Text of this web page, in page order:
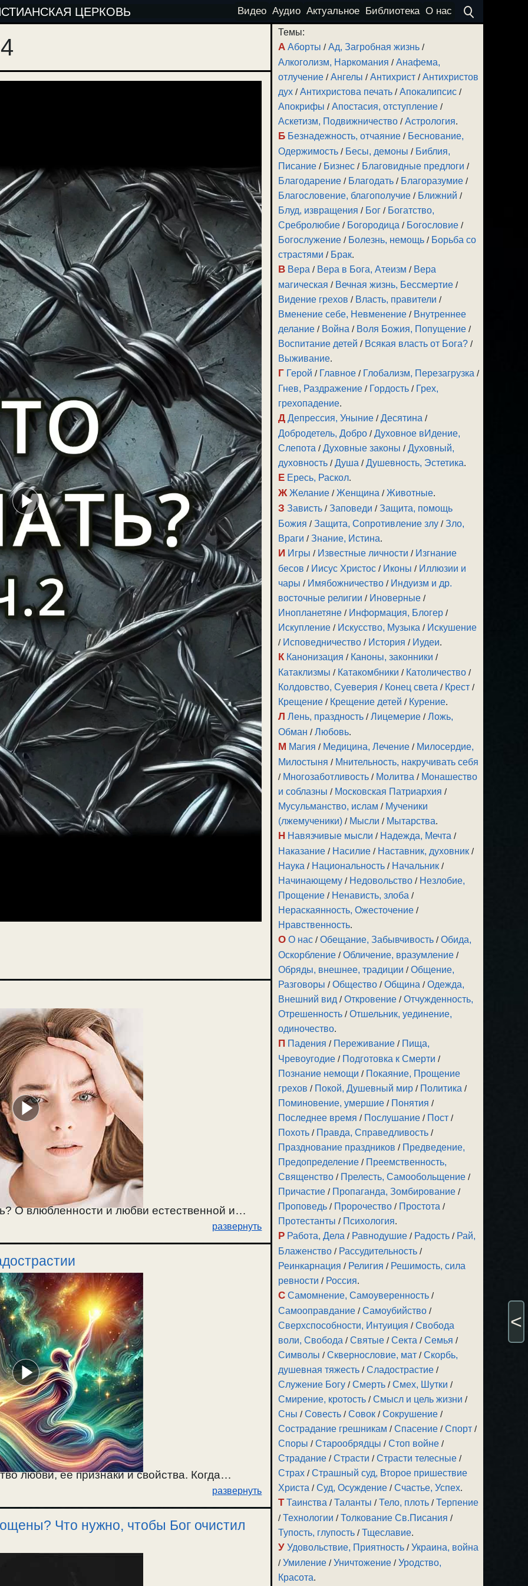
ЦЕРКОВЬ Видео Аудио Актуальное Библиотека О нас
О влюбленности и любви естественной и
развернуть
любви, ее признаки и свойства. Когда
за любовь. / 23.11.2024.
развернуть
Что нужно, чтобы Бог очистил
Темы:
А Аборты /Ад, Загробная жизнь /
Алкоголизм, Наркомания /Анафема,
отлучение /Ангелы /Антихрист /Антихристов
дух /Антихристова печать /Апокалипсис /
Апокрифы /Апостасия, отступление /
Аскетизм, Подвижничество /Астрология.
Б Безнадежность, отчаяние / Беснование,
Одержимость / Бесы, демоны / Библия,
Писание / Бизнес / Благовидные предлоги /
Благодарение / Благодать / Благоразумие /
Благословение, благополучие / Ближний /
Блуд, извращения / Бог / Богатство,
Сребролюбие / Богородица / Богословие /
Богослужение / Болезнь, немощь / Борьба со
страстями / Брак.
В Вера / Вера в Бога, Атеизм / Вера
магическая / Вечная жизнь, Бессмертие /
Видение грехов / Власть, правители /
Вменение себе, Невменение / Внутреннее
делание / Война / Воля Божия, Попущение /
Воспитание детей / Всякая власть от Бога? /
Выживание.
Г Герой / Главное / Глобализм, Перезагрузка /
Гнев, Раздражение / Гордость / Грех,
грехопадение.
Д Депрессия, Уныние /Десятина /
Добродетель, Добро /Духовное вИдение,
Слепота /Духовные законы /Духовный,
духовность /Душа /Душевность, Эстетика.
Е Ересь, Раскол.
Ж Желание /Женщина /Животные.
З Зависть /Заповеди /Защита, помощь
Божия /Защита, Сопротивление злу /Зло,
Враги /Знание, Истина.
И Игры / Известные личности / Изгнание
бесов / Иисус Христос / Иконы / Иллюзии и
чары / Имябожничество / Индуизм и др.
восточные религии / Иноверные /
Инопланетяне / Информация, Блогер /
Искупление / Искусство, Музыка / Искушение
/ Исповедничество / История / Иудеи.
К Канонизация / Каноны, законники /
Катаклизмы / Катакомбники / Католичество /
Колдовство, Суеверия / Конец света / Крест /
Крещение / Крещение детей / Курение.
Л Лень, праздность /Лицемерие /Ложь,
Обман /Любовь.
М Магия / Медицина, Лечение / Милосердие,
Милостыня / Мнительность, накручивать себя
/ Многозаботливость / Молитва / Монашество
и соблазны / Московская Патриархия /
Мусульманство, ислам / Мученики
(лжемученики) / Мысли / Мытарства.
Н Навязчивые мысли / Надежда, Мечта /
Наказание / Насилие / Наставник, духовник /
Наука / Национальность / Начальник /
Начинающему / Недовольство / Незлобие,
Прощение / Ненависть, злоба /
Нераскаянность, Ожесточение /
Нравственность.
О О нас /Обещание, Забывчивость /Обида,
Оскорбление /Обличение, вразумление /
Обряды, внешнее, традиции /Общение,
Разговоры /Общество /Община /Одежда,
Внешний вид /Откровение /Отчужденность,
Отрешенность /Отшельник, уединение,
одиночество.
П Падения / Переживание / Пища,
Чревоугодие / Подготовка к Смерти /
Познание немощи / Покаяние, Прощение
грехов / Покой, Душевный мир / Политика /
Поминовение, умершие / Понятия /
Последнее время / Послушание / Пост /
Похоть / Правда, Справедливость /
Празднование праздников / Предведение,
Предопределение / Преемственность,
Священство / Прелесть, Самообольщение /
Причастие / Пропаганда, Зомбирование /
Проповедь / Пророчество / Простота /
Протестанты / Психология.
Р Работа, Дела / Равнодушие / Радость / Рай,
Блаженство / Рассудительность /
Реинкарнация / Религия / Решимость, сила
ревности / Россия.
С Самомнение, Самоуверенность /
Самооправдание /Самоубийство /
Сверхспособности, Интуиция /Свобода
воли, Свобода /Святые /Секта /Семья /
Символы /Сквернословие, мат /Скорбь,
душевная тяжесть /Сладострастие /
Служение Богу /Смерть /Смех, Шутки /
Смирение, кротость /Смысл и цель жизни /
Сны /Совесть /Совок /Сокрушение /
Сострадание грешникам /Спасение /Спорт /
Споры /Старообрядцы /Стоп войне /
Страдание /Страсти /Страсти телесные /
Страх /Страшный суд, Второе пришествие
Христа /Суд, Осуждение /Счастье, Успех.
Т Таинства /Таланты /Тело, плоть /Терпение
/Технологии /Толкование Св.Писания /
Тупость, глупость /Тщеславие.
У Удовольствие, Приятность /Украина, война
/Умиление /Уничтожение /Уродство,
Красота.
<